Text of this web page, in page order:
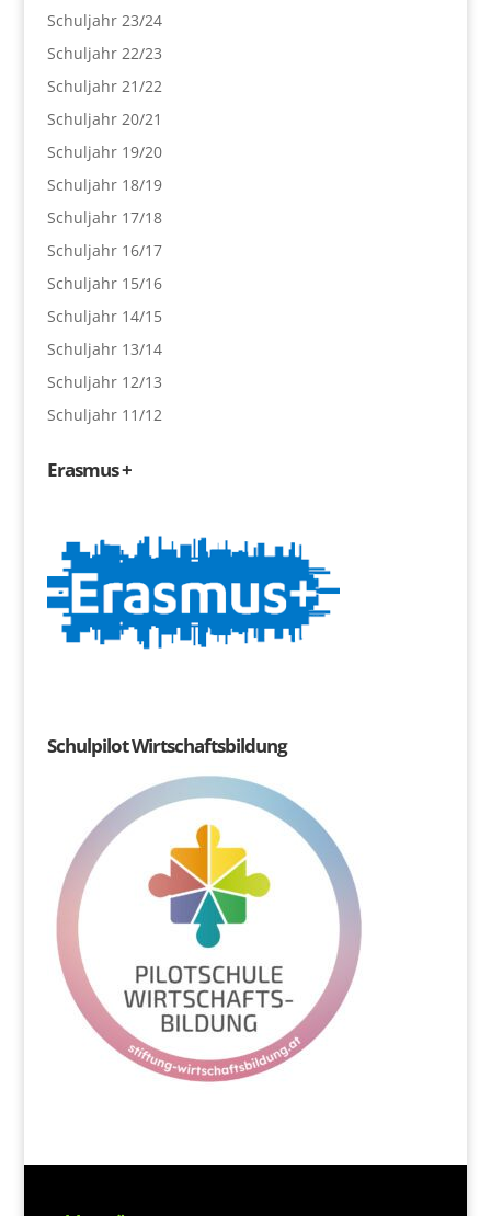
Schuljahr 23/24
Schuljahr 22/23
Schuljahr 21/22
Schuljahr 20/21
Schuljahr 19/20
Schuljahr 18/19
Schuljahr 17/18
Schuljahr 16/17
Schuljahr 15/16
Schuljahr 14/15
Schuljahr 13/14
Schuljahr 12/13
Schuljahr 11/12
Erasmus +
Schulpilot Wirtschaftsbildung